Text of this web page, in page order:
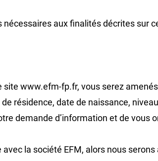
aux finalités décrites sur
www.efm-fp.fr, vous serez
résidence, date de naissance,
demande d’information et de vous
la société EFM, alors nous